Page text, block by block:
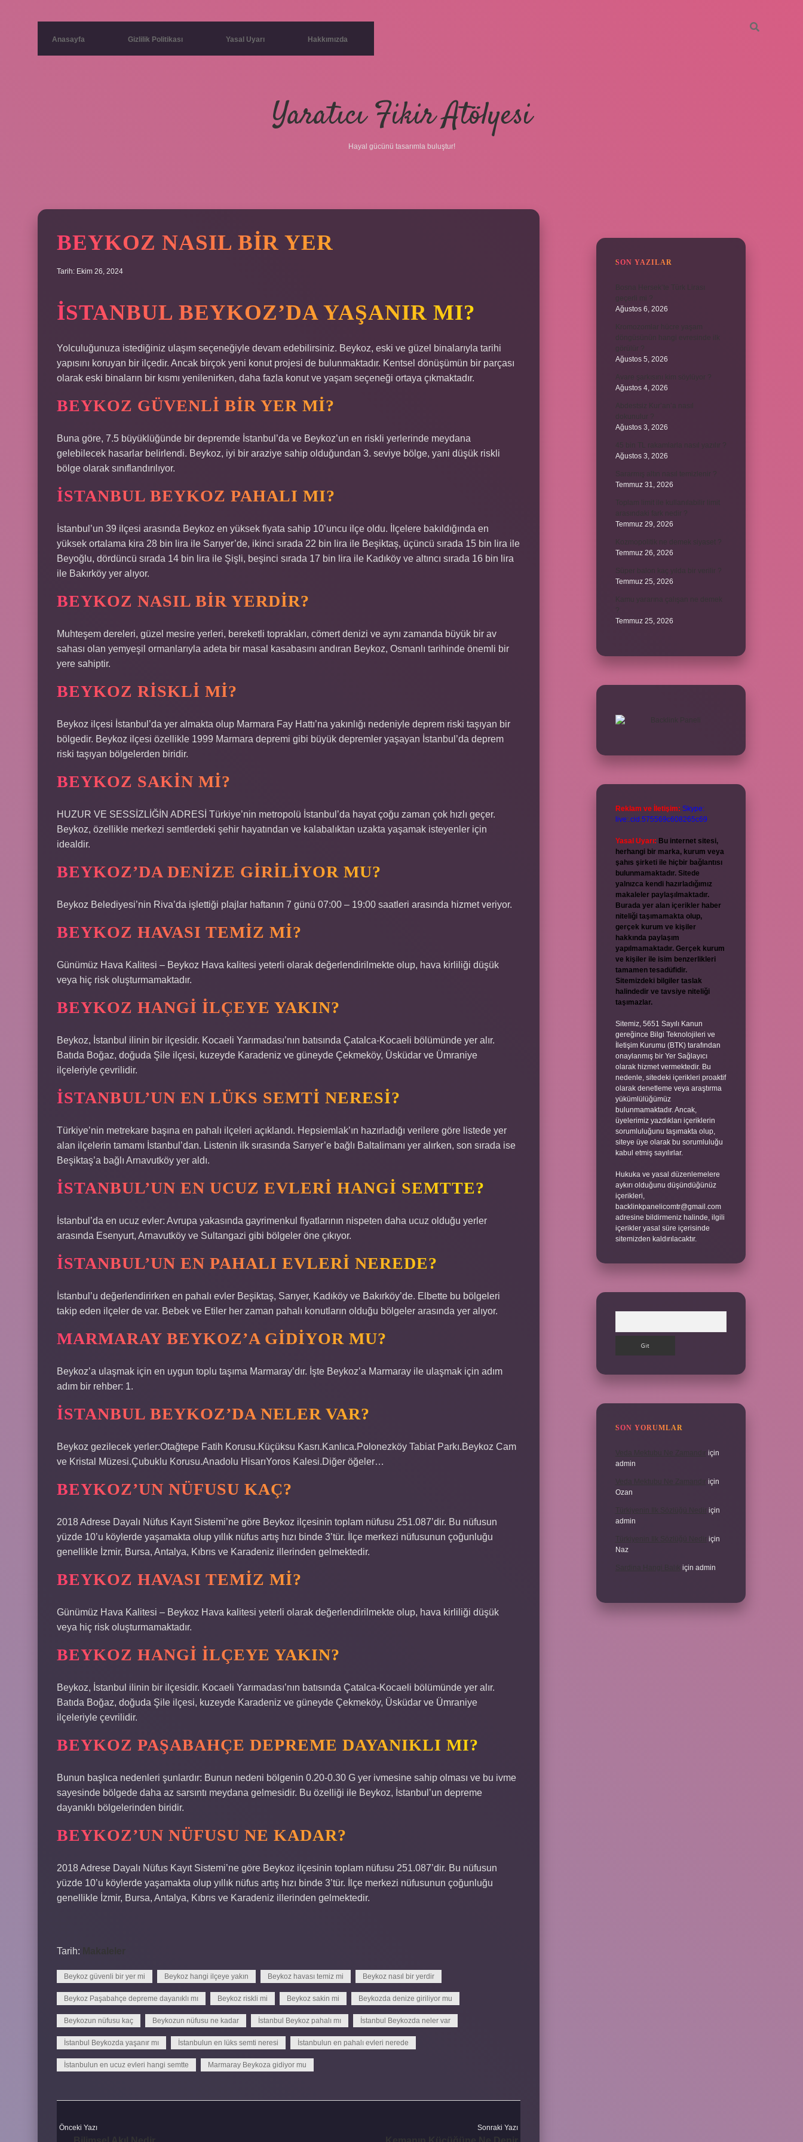
Anasayfa Gizlilik Politikası Yasal Uyarı Hakkımızda
Yaratıcı Fikir Atölyesi
Hayal gücünü tasarımla buluştur!
BEYKOZ NASIL BIR YER
Tarih: Ekim 26, 2024
İSTANBUL BEYKOZ’DA YAŞANIR MI?
Yolculuğunuza istediğiniz ulaşım seçeneğiyle devam edebilirsiniz. Beykoz, eski ve güzel binalarıyla tarihi
yapısını koruyan bir ilçedir. Ancak birçok yeni konut projesi de bulunmaktadır. Kentsel dönüşümün bir parçası
olarak eski binaların bir kısmı yenilenirken, daha fazla konut ve yaşam seçeneği ortaya çıkmaktadır.
BEYKOZ GÜVENLI BIR YER MI?
Buna göre, 7.5 büyüklüğünde bir depremde İstanbul’da ve Beykoz’un en riskli yerlerinde meydana
gelebilecek hasarlar belirlendi. Beykoz, iyi bir araziye sahip olduğundan 3. seviye bölge, yani düşük riskli
bölge olarak sınıflandırılıyor.
İSTANBUL BEYKOZ PAHALI MI?
İstanbul’un 39 ilçesi arasında Beykoz en yüksek fiyata sahip 10’uncu ilçe oldu. İlçelere bakıldığında en
yüksek ortalama kira 28 bin lira ile Sarıyer’de, ikinci sırada 22 bin lira ile Beşiktaş, üçüncü sırada 15 bin lira ile
Beyoğlu, dördüncü sırada 14 bin lira ile Şişli, beşinci sırada 17 bin lira ile Kadıköy ve altıncı sırada 16 bin lira
ile Bakırköy yer alıyor.
BEYKOZ NASIL BIR YERDIR?
Muhteşem dereleri, güzel mesire yerleri, bereketli toprakları, cömert denizi ve aynı zamanda büyük bir av
sahası olan yemyeşil ormanlarıyla adeta bir masal kasabasını andıran Beykoz, Osmanlı tarihinde önemli bir
yere sahiptir.
BEYKOZ RISKLI MI?
Beykoz ilçesi İstanbul’da yer almakta olup Marmara Fay Hattı’na yakınlığı nedeniyle deprem riski taşıyan bir
bölgedir. Beykoz ilçesi özellikle 1999 Marmara depremi gibi büyük depremler yaşayan İstanbul’da deprem
riski taşıyan bölgelerden biridir.
BEYKOZ SAKIN MI?
HUZUR VE SESSİZLİĞİN ADRESİ Türkiye’nin metropolü İstanbul’da hayat çoğu zaman çok hızlı geçer.
Beykoz, özellikle merkezi semtlerdeki şehir hayatından ve kalabalıktan uzakta yaşamak isteyenler için
idealdir.
BEYKOZ’DA DENIZE GIRILIYOR MU?
Beykoz Belediyesi’nin Riva’da işlettiği plajlar haftanın 7 günü 07:00 – 19:00 saatleri arasında hizmet veriyor.
BEYKOZ HAVASI TEMIZ MI?
Günümüz Hava Kalitesi – Beykoz Hava kalitesi yeterli olarak değerlendirilmekte olup, hava kirliliği düşük
veya hiç risk oluşturmamaktadır.
BEYKOZ HANGI ILÇEYE YAKIN?
Beykoz, İstanbul ilinin bir ilçesidir. Kocaeli Yarımadası’nın batısında Çatalca-Kocaeli bölümünde yer alır.
Batıda Boğaz, doğuda Şile ilçesi, kuzeyde Karadeniz ve güneyde Çekmeköy, Üsküdar ve Ümraniye
ilçeleriyle çevrilidir.
İSTANBUL’UN EN LÜKS SEMTI NERESI?
Türkiye’nin metrekare başına en pahalı ilçeleri açıklandı. Hepsiemlak’ın hazırladığı verilere göre listede yer
alan ilçelerin tamamı İstanbul’dan. Listenin ilk sırasında Sarıyer’e bağlı Baltalimanı yer alırken, son sırada ise
Beşiktaş’a bağlı Arnavutköy yer aldı.
İSTANBUL’UN EN UCUZ EVLERI HANGI SEMTTE?
İstanbul’da en ucuz evler: Avrupa yakasında gayrimenkul fiyatlarının nispeten daha ucuz olduğu yerler
arasında Esenyurt, Arnavutköy ve Sultangazi gibi bölgeler öne çıkıyor.
İSTANBUL’UN EN PAHALI EVLERI NEREDE?
İstanbul’u değerlendirirken en pahalı evler Beşiktaş, Sarıyer, Kadıköy ve Bakırköy’de. Elbette bu bölgeleri
takip eden ilçeler de var. Bebek ve Etiler her zaman pahalı konutların olduğu bölgeler arasında yer alıyor.
MARMARAY BEYKOZ’A GIDIYOR MU?
Beykoz’a ulaşmak için en uygun toplu taşıma Marmaray’dır. İşte Beykoz’a Marmaray ile ulaşmak için adım
adım bir rehber: 1.
İSTANBUL BEYKOZ’DA NELER VAR?
Beykoz gezilecek yerler:Otağtepe Fatih Korusu.Küçüksu Kasrı.Kanlıca.Polonezköy Tabiat Parkı.Beykoz Cam
ve Kristal Müzesi.Çubuklu Korusu.Anadolu HisarıYoros Kalesi.Diğer öğeler…
BEYKOZ’UN NÜFUSU KAÇ?
2018 Adrese Dayalı Nüfus Kayıt Sistemi’ne göre Beykoz ilçesinin toplam nüfusu 251.087’dir. Bu nüfusun
yüzde 10’u köylerde yaşamakta olup yıllık nüfus artış hızı binde 3’tür. İlçe merkezi nüfusunun çoğunluğu
genellikle İzmir, Bursa, Antalya, Kıbrıs ve Karadeniz illerinden gelmektedir.
BEYKOZ HAVASI TEMIZ MI?
Günümüz Hava Kalitesi – Beykoz Hava kalitesi yeterli olarak değerlendirilmekte olup, hava kirliliği düşük
veya hiç risk oluşturmamaktadır.
BEYKOZ HANGI ILÇEYE YAKIN?
Beykoz, İstanbul ilinin bir ilçesidir. Kocaeli Yarımadası’nın batısında Çatalca-Kocaeli bölümünde yer alır.
Batıda Boğaz, doğuda Şile ilçesi, kuzeyde Karadeniz ve güneyde Çekmeköy, Üsküdar ve Ümraniye
ilçeleriyle çevrilidir.
BEYKOZ PAŞABAHÇE DEPREME DAYANIKLI MI?
Bunun başlıca nedenleri şunlardır: Bunun nedeni bölgenin 0.20-0.30 G yer ivmesine sahip olması ve bu ivme
sayesinde bölgede daha az sarsıntı meydana gelmesidir. Bu özelliği ile Beykoz, İstanbul’un depreme
dayanıklı bölgelerinden biridir.
BEYKOZ’UN NÜFUSU NE KADAR?
2018 Adrese Dayalı Nüfus Kayıt Sistemi’ne göre Beykoz ilçesinin toplam nüfusu 251.087’dir. Bu nüfusun
yüzde 10’u köylerde yaşamakta olup yıllık nüfus artış hızı binde 3’tür. İlçe merkezi nüfusunun çoğunluğu
genellikle İzmir, Bursa, Antalya, Kıbrıs ve Karadeniz illerinden gelmektedir.
Tarih: Makaleler
Beykoz güvenli bir yer mi Beykoz hangi ilçeye yakın Beykoz havası temiz mi Beykoz nasıl bir yerdir
Beykoz Paşabahçe depreme dayanıklı mı Beykoz riskli mi Beykoz sakin mi Beykozda denize giriliyor mu
Beykozun nüfusu kaç Beykozun nüfusu ne kadar İstanbul Beykoz pahalı mı İstanbul Beykozda neler var
İstanbul Beykozda yaşanır mı İstanbulun en lüks semti neresi İstanbulun en pahalı evleri nerede
İstanbulun en ucuz evleri hangi semtte Marmaray Beykoza gidiyor mu
Önceki Yazı Sonraki Yazı
SON YAZILAR
Bosna Hersek’te Türk Lirası
Ağustos 6, 2026
döngüsünün hangi evresinde ilk
Ağustos 5, 2026
Ağustos 4, 2026
Abdestsiz Kur’an’a nasıl
Ağustos 3, 2026
45 bin TL rakamlarla nasıl yazılır ?
Ağustos 3, 2026
Temmuz 31, 2026
Toplam limit ile kullanılabilir limit
Temmuz 29, 2026
Temmuz 26, 2026
Temmuz 25, 2026
Temmuz 25, 2026
Reklam ve İletişim: Skype:
live:.cid.575569c608265c69
Yasal Uyarı: Bu internet sitesi,
herhangi bir marka, kurum veya
şahıs şirketi ile hiçbir bağlantısı
bulunmamaktadır. Sitede
yalnızca kendi hazırladığımız
makaleler paylaşılmaktadır.
Burada yer alan içerikler haber
niteliği taşımamakta olup,
gerçek kurum ve kişiler
hakkında paylaşım
yapılmamaktadır. Gerçek kurum
ve kişiler ile isim benzerlikleri
tamamen tesadüfidir.
Sitemizdeki bilgiler taslak
halindedir ve tavsiye niteliği
taşımazlar.
Sitemiz, 5651 Sayılı Kanun
gereğince Bilgi Teknolojileri ve
İletişim Kurumu (BTK) tarafından
onaylanmış bir Yer Sağlayıcı
olarak hizmet vermektedir. Bu
nedenle, sitedeki içerikleri proaktif
olarak denetleme veya araştırma
yükümlülüğümüz
bulunmamaktadır. Ancak,
üyelerimiz yazdıkları içeriklerin
sorumluluğunu taşımakta olup,
siteye üye olarak bu sorumluluğu
kabul etmiş sayılırlar.
Hukuka ve yasal düzenlemelere
aykırı olduğunu düşündüğünüz
içerikleri,
backlinkpanelicomtr@gmail.com
adresine bildirmeniz halinde, ilgili
içerikler yasal süre içerisinde
sitemizden kaldırılacaktır.
SON YORUMLAR
için
admin
için
Ozan
için
admin
için
Naz
için admin